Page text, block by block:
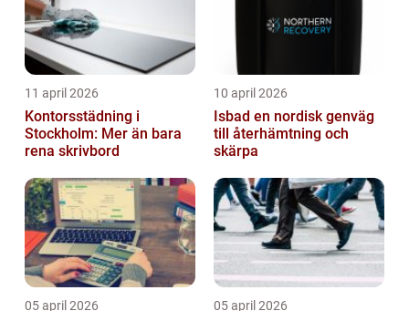
11 april 2026
Kontorsstädning i
Stockholm: Mer än bara
rena skrivbord
10 april 2026
Isbad en nordisk genväg
till återhämtning och
skärpa
05 april 2026 05 april 2026